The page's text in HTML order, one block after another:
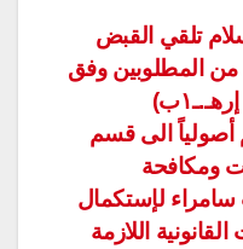
تلقي القبض
المطلوبين وفق
المادة (٤ إرهـ.ـ١ب)
الى قسم
ومكافحة
سامراء لإستكمال
القانونية اللازمة